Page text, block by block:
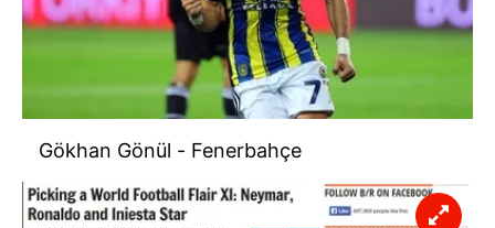
Gökhan Gönül - Fenerbahçe